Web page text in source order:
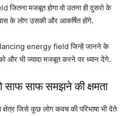
जितना मजबूत होगा वो उतना ही दुसरो के
के लोग उसकी और आकर्षित होंगे.
energy field जिन्हें जानने के
भी ज्यादा मजबूत करने पर ध्यान देंगे.
साफ साफ समझने की क्षमता
जिसे कुछ लोग कवच की परिभाषा भी देते